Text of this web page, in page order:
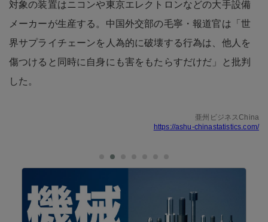
対象の装置はニコンや東京エレクトロンなどの大手設備
メーカーが生産する。中国外交部の毛寧・報道官は「世
界サプライチェーンを人為的に破壊する行為は、他人を
傷つけると同時に自身にも害をもたらすだけだ」と批判
した。
亜州ビジネスChina
https://ashu-chinastatistics.com/